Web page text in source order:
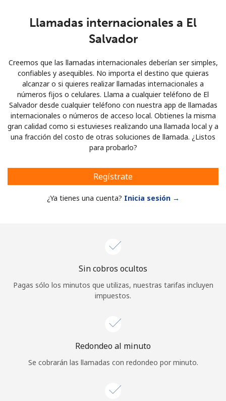
Llamadas internacionales a El
Salvador
Creemos que las llamadas internacionales deberían ser simples,
confiables y asequibles. No importa el destino que quieras
alcanzar o si quieres realizar llamadas internacionales a
números fijos o celulares. Llama a cualquier teléfono de El
Salvador desde cualquier teléfono con nuestra app de llamadas
internacionales o números de acceso local. Obtienes la misma
gran calidad como si estuvieses realizando una llamada local y a
una fracción del costo de otras soluciones de llamada. ¿Listos
para probarlo?
Regístrate
¿Ya tienes una cuenta? Inicia sesión →
Sin cobros ocultos
Pagas sólo los minutos que utilizas, nuestras tarifas incluyen
impuestos.
Redondeo al minuto
Se cobrarán las llamadas con redondeo por minuto.